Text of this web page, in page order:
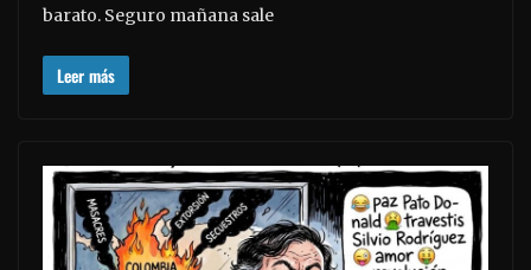
barato. Seguro mañana sale
Leer más